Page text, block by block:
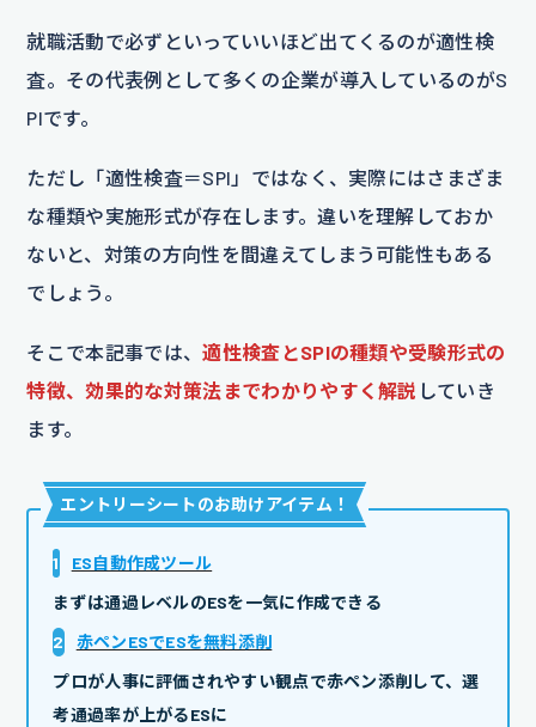
就職活動で必ずといっていいほど出てくるのが適性検
査。その代表例として多くの企業が導入しているのがS
PIです。
ただし「適性検査＝SPI」ではなく、実際にはさまざま
な種類や実施形式が存在します。違いを理解しておか
ないと、対策の方向性を間違えてしまう可能性もある
でしょう。
そこで本記事では、適性検査とSPIの種類や受験形式の
特徴、効果的な対策法までわかりやすく解説 していき
ます。
エントリーシートのお助けアイテム ！
1
ES自動作成ツール
まずは通過レベルのESを一気に作成できる
2
赤ペンESでESを無料添削
プロが人事に評価されやすい観点で赤ペン添削して、選
考通過率が上がるESに